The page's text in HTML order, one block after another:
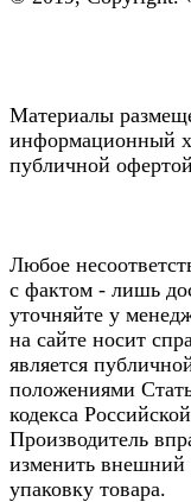
Материалы
информационный
публичной
Любое
с фактом - лишь
уточняйте у
на сайте носит
является
положениями
кодекса
Производитель
изменить внешний
упаковку товара.